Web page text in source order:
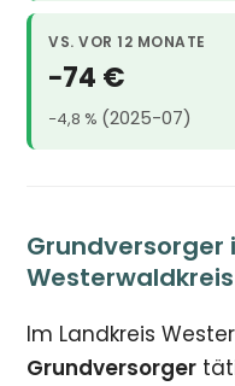
VS. VOR 12 MONATE
−74 €
−4,8 % (2025-07)
Grundversorger
Westerwaldkreis
Im Landkreis
Grundversorger